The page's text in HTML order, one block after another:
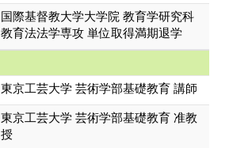
国際基督教大学大学院 教育学研究科
教育法法学専攻 単位取得満期退学
東京工芸大学 芸術学部基礎教育 講師
東京工芸大学 芸術学部基礎教育 准教
授